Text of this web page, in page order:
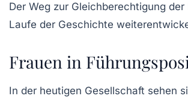
Der Weg zur Gleichberechtigung der
Laufe der Geschichte
Frauen in
In der heutigen Gesellschaft sehen